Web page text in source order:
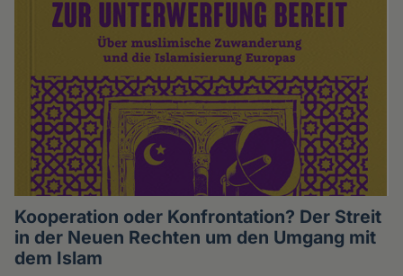
Kooperation oder Konfrontation? Der Streit
in der Neuen Rechten um den Umgang mit
dem Islam